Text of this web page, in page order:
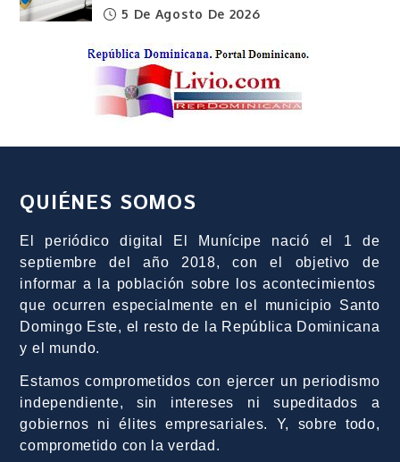
5 De Agosto De 2026
QUIÉNES SOMOS
El periódico digital El Munícipe nació el 1 de
septiembre del año 2018, con el objetivo de
informar a la población sobre los acontecimientos
que ocurren especialmente en el municipio Santo
Domingo Este, el resto de la República Dominicana
y el mundo.
Estamos comprometidos con ejercer un periodismo
independiente, sin intereses ni supeditados a
gobiernos ni élites empresariales. Y, sobre todo,
comprometido con la verdad.